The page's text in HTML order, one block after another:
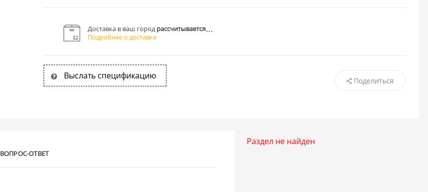
Доставка в ваш городрассчитывается
Подробнее о доставке
Выслать спецификацию Поделиться
ВОПРОС-ОТВЕТ
Раздел не найден